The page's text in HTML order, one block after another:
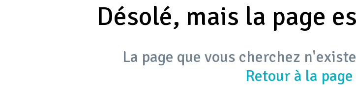
Désolé, mais la page
La page que vous cherchez
Retour à la